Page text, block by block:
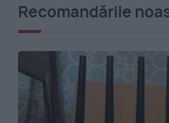
Recomandările